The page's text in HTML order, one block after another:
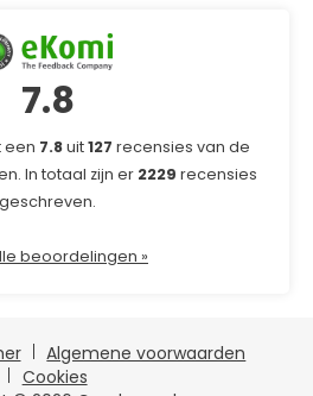
7.8
een 7.8uit127 recensies van de
In totaal zijn er 2229 recensies
geschreven.
beoordelingen »
Algemene voorwaarden
Cookies